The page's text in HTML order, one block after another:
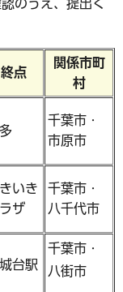
のうえ、提出く
終点
関係市町
村
千葉市・
市原市
いき
ザ
千葉市・
八千代市
台駅
千葉市・
八街市